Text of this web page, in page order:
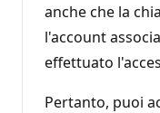
anche che la
l'account
effettuato
Pertanto, puoi